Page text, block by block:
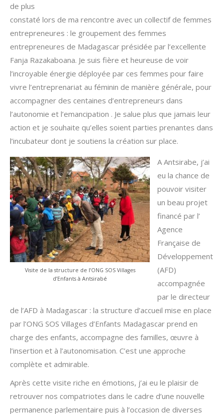
de plus
constaté lors de ma rencontre avec un collectif de femmes
entrepreneures : le groupement des femmes
entrepreneures de Madagascar présidée par l’excellente
Fanja Razakaboana. Je suis fière et heureuse de voir
l’incroyable énergie déployée par ces femmes pour faire
vivre l’entreprenariat au féminin de manière générale, pour
accompagner des centaines d’entrepreneurs dans
l’autonomie et l’emancipation . Je salue plus que jamais leur
action et je souhaite qu’elles soient parties prenantes dans
l’incubateur dont je soutiens la création sur place.
Visite de la structure de l’ONG SOS Villages
d’Enfants à Antsirabé
A Antsirabe, j’ai
eu la chance de
pouvoir visiter
un beau projet
financé par l’
Agence
Française de
Développement
(AFD)
accompagnée
par le directeur
de l’AFD à Madagascar : la structure d’accueil mise en place
par l’ONG SOS Villages d’Enfants Madagascar prend en
charge des enfants, accompagne des familles, œuvre à
l’insertion et à l’autonomisation. C’est une approche
complète et admirable.
Après cette visite riche en émotions, j’ai eu le plaisir de
retrouver nos compatriotes dans le cadre d’une nouvelle
permanence parlementaire puis à l’occasion de diverses